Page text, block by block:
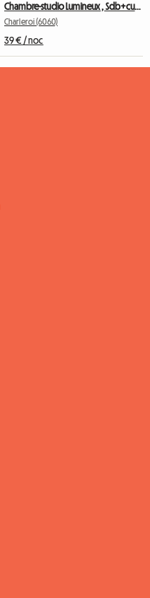
Chambre-studio Lumineux , Sdb+cusine Privee
Charleroi (6060)
39 € / noc